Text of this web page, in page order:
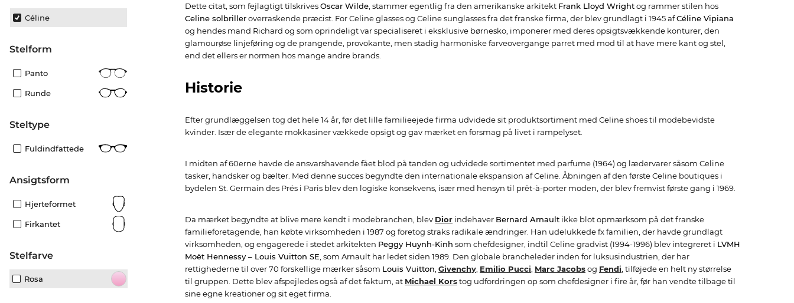
Céline
Stelform
Panto
Runde
Steltype
Fuldindfattede
Ansigtsform
Hjerteformet
Firkantet
Stelfarve
Rosa
Dette citat, som fejlagtigt tilskrivesOscar Wilde, stammer egentlig fra den amerikanske arkitekt Frank Lloyd Wrightog rammer stilen hos
Celine solbrilleroverraskende præcist. For Celine glasses og Celine sunglasses fra det franske firma, der blev grundlagt i 1945 afCéline Vipiana
og hendes mand Richard og som oprindeligt var specialiseret i eksklusive børnesko, imponerer med deres opsigtsvækkende konturer, den
glamourøse linjeføring og de prangende, provokante, men stadig harmoniske farveovergange parret med mod til at have mere kant og stel,
end det ellers er normen hos mange andre brands.
Historie
Efter grundlæggelsen tog det hele 14 år, før det lille familieejede firma udvidede sit produktsortiment med Celine shoes til modebevidste
kvinder. Især de elegante mokkasiner vækkede opsigt og gav mærket en forsmag på livet i rampelyset.
I midten af 60erne havde de ansvarshavende fået blod på tanden og udvidede sortimentet med parfume (1964) og lædervarer såsom Celine
tasker, handsker og bælter. Med denne succes begyndte den internationale ekspansion af Celine. Åbningen af den første Celine boutiques i
bydelen St. Germain des Prés i Paris blev den logiske konsekvens, især med hensyn til prêt-à-porter moden, der blev fremvist første gang i 1969.
Da mærket begyndte at blive mere kendt i modebranchen, blev Dior indehaver Bernard Arnault ikke blot opmærksom på det franske
familieforetagende, han købte virksomheden i 1987 og foretog straks radikale ændringer. Han udelukkede fx familien, der havde grundlagt
virksomheden, og engagerede i stedet arkitekten Peggy Huynh-Kinh som chefdesigner, indtil Celine gradvist (1994-1996) blev integreret i LVMH
Moët Hennessy – Louis Vuitton SE, som Arnault har ledet siden 1989. Den globale brancheleder inden for luksusindustrien, der har
rettighederne til over 70 forskellige mærker såsom Louis Vuitton, Givenchy, Emilio Pucci, Marc Jacobsog Fendi, tilføjede en helt ny størrelse
til gruppen. Dette blev afspejledes også af det faktum, at Michael Korstog udfordringen op som chefdesigner i fire år, før han vendte tilbage til
sine egne kreationer og sit eget firma.